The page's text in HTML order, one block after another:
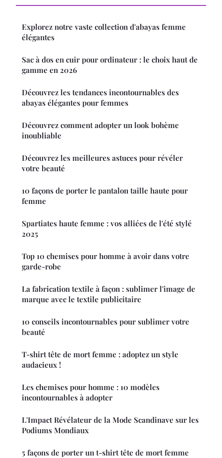
Explorez notre vaste collection d'abayas femme
élégantes
Sac à dos en cuir pour ordinateur : le choix haut de
gamme en 2026
Découvrez les tendances incontournables des
abayas élégantes pour femmes
Découvrez comment adopter un look bohème
inoubliable
Découvrez les meilleures astuces pour révéler
votre beauté
10 façons de porter le pantalon taille haute pour
femme
Spartiates haute femme : vos alliées de l'été stylé
2025
Top 10 chemises pour homme à avoir dans votre
garde-robe
La fabrication textile à façon : sublimer l'image de
marque avec le textile publicitaire
10 conseils incontournables pour sublimer votre
beauté
T-shirt tête de mort femme : adoptez un style
audacieux !
Les chemises pour homme : 10 modèles
incontournables à adopter
L'Impact Révélateur de la Mode Scandinave sur les
Podiums Mondiaux
5 façons de porter un t-shirt tête de mort femme